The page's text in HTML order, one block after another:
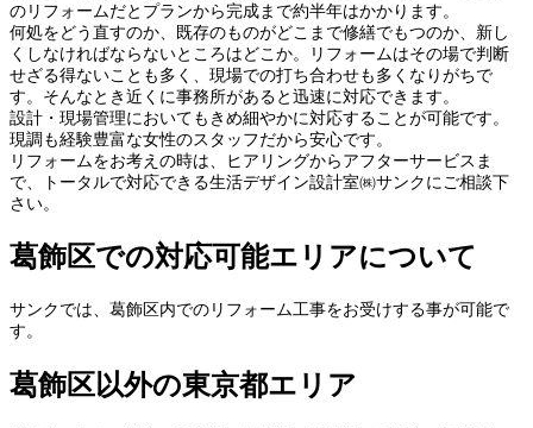
のリフォームだとプランから完成まで約半年はかかります。
何処をどう直すのか、既存のものがどこまで修繕でもつのか、新し
くしなければならないところはどこか。リフォームはその場で判断
せざる得ないことも多く、現場での打ち合わせも多くなりがちで
す。そんなとき近くに事務所があると迅速に対応できます。
設計・現場管理においてもきめ細やかに対応することが可能です。
現調も経験豊富な女性のスタッフだから安心です。
リフォームをお考えの時は、ヒアリングからアフターサービスま
で、トータルで対応できる生活デザイン設計室㈱サンクにご相談下
さい。
葛飾区での対応可能エリアについて
サンクでは、葛飾区内でのリフォーム工事をお受けする事が可能で
す。
葛飾区以外の東京都エリア